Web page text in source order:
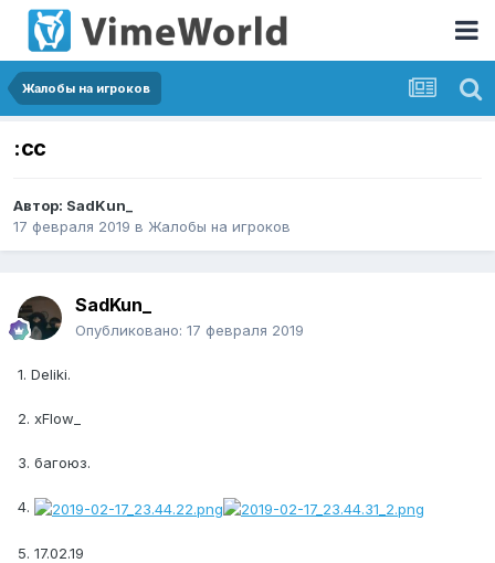
Жалобы на игроков
:сс
Автор: SadKun_
17 февраля 2019 в Жалобы на игроков
SadKun_
Опубликовано: 17 февраля 2019
1. Deliki.
2. xFlow_
3. багоюз.
4.
5. 17.02.19